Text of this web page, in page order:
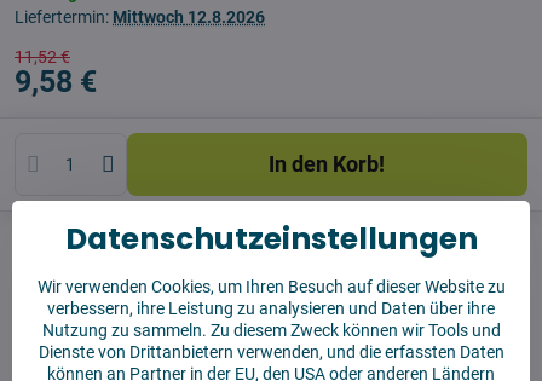
Liefertermin: Mittwoch 12.8.2026
11,52 €
9,58 €
In den Korb!
Watchdog Sendungen
Produzent:Vysajto.sk
✅ Sofort versandfertig
Datenschutzeinstellungen
Wir verwenden Cookies, um Ihren Besuch auf dieser Website zu
verbessern, ihre Leistung zu analysieren und Daten über ihre
Nutzung zu sammeln. Zu diesem Zweck können wir Tools und
Dienste von Drittanbietern verwenden, und die erfassten Daten
können an Partner in der EU, den USA oder anderen Ländern